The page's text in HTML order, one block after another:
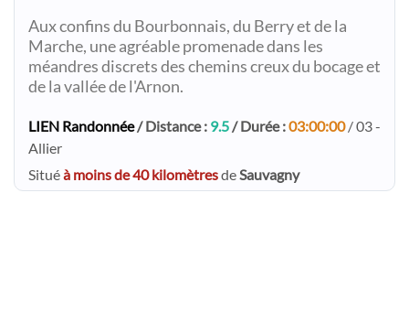
Aux confins du Bourbonnais, du Berry et de la
Marche, une agréable promenade dans les
méandres discrets des chemins creux du bocage et
de la vallée de l'Arnon.
LIEN Randonnée/ Distance : 9.5/ Durée :03:00:00/ 03 -
Allier
Situéà moins de 40 kilomètresdeSauvagny